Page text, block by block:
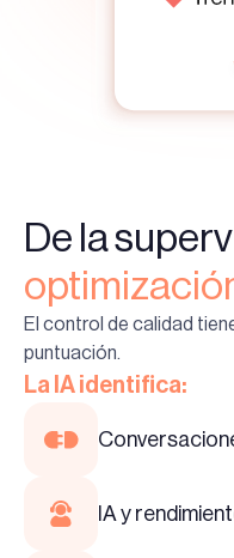
De la
El control de calidad
puntuación.
La IA identifica:
IA y